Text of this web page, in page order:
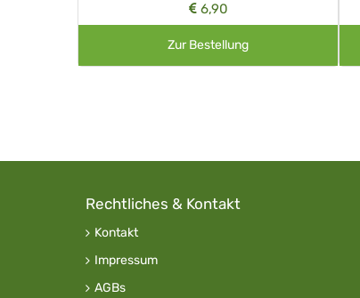
6,90
Zur Bestellung
Rechtliches & Kontakt
Kontakt
Impressum
AGBs